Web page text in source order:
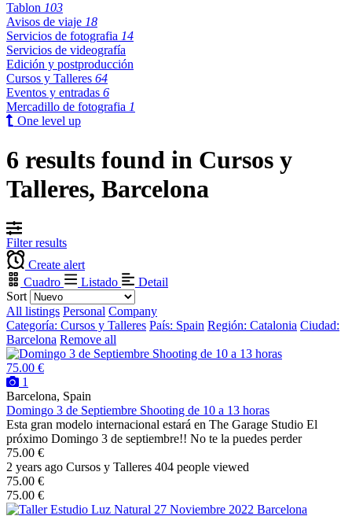
Tablon 103
Avisos de viaje 18
Servicios de fotografia 14
Servicios de videografía
Edición y postproducción
Cursos y Talleres 64
Eventos y entradas 6
Mercadillo de fotografia 1
One level up
6 results found in Cursos y
Talleres, Barcelona
Filter results
Create alert
Cuadro
Listado
Detail
Sort
All listings Personal Company
Categoría: Cursos y Talleres País: Spain Región: Catalonia Ciudad:
Barcelona Remove all
75.00 €
1
Barcelona, Spain
Domingo 3 de Septiembre Shooting de 10 a 13 horas
Esta gran modelo internacional estará en The Garage Studio El
próximo Domingo 3 de septiembre!! No te la puedes perder
75.00 €
2 years ago Cursos y Talleres 404 people viewed
75.00 €
75.00 €